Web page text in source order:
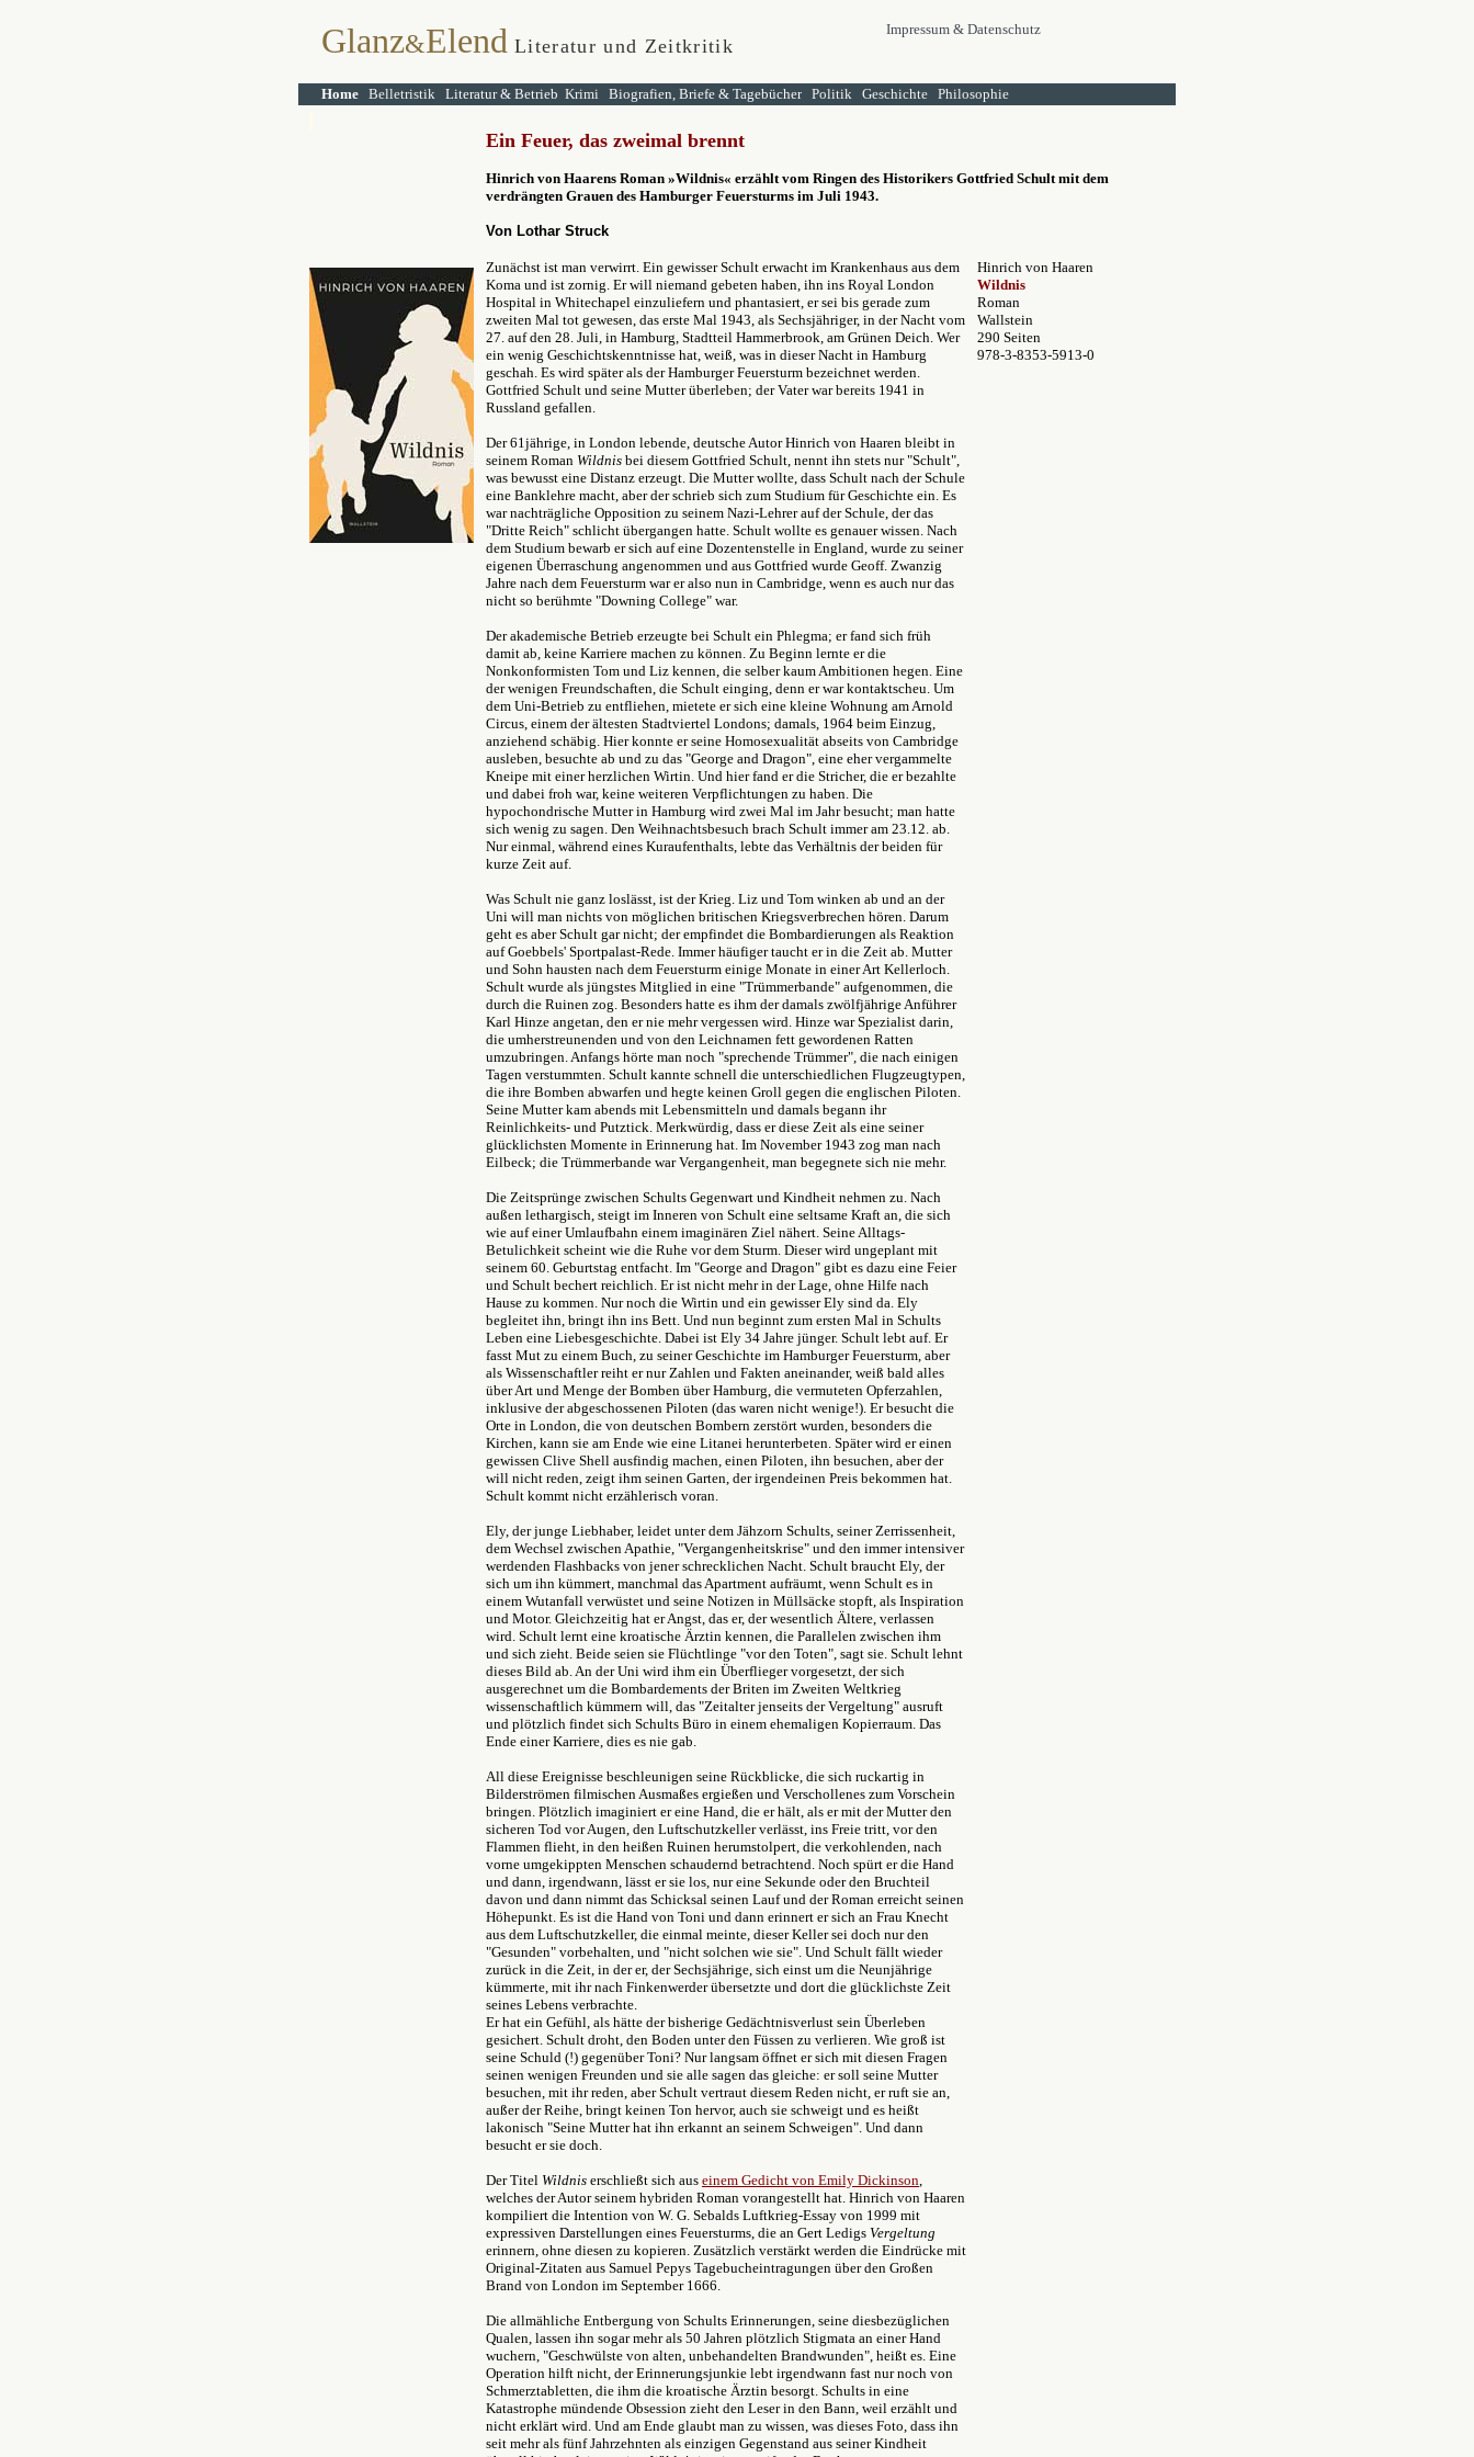
Glanz&Elend Literatur und Zeitkritik
Impressum & Datenschutz
Home Belletristik Literatur & Betrieb Krimi Biografien, Briefe & Tagebücher Politik Geschichte Philosophie
Ein Feuer, das zweimal brennt
Hinrich von Haarens Roman »Wildnis« erzählt vom Ringen des Historikers Gottfried Schult mit dem
verdrängten Grauen des Hamburger Feuersturms im Juli 1943.
Von Lothar Struck
Zunächst ist man verwirrt. Ein gewisser Schult erwacht im Krankenhaus aus dem
Koma und ist zornig. Er will niemand gebeten haben, ihn ins Royal London
Hospital in Whitechapel einzuliefern und phantasiert, er sei bis gerade zum
zweiten Mal tot gewesen, das erste Mal 1943, als Sechsjähriger, in der Nacht vom
27. auf den 28. Juli, in Hamburg, Stadtteil Hammerbrook, am Grünen Deich. Wer
ein wenig Geschichtskenntnisse hat, weiß, was in dieser Nacht in Hamburg
geschah. Es wird später als der Hamburger Feuersturm bezeichnet werden.
Gottfried Schult und seine Mutter überleben; der Vater war bereits 1941 in
Russland gefallen.
Der 61jährige, in London lebende, deutsche Autor Hinrich von Haaren bleibt in
seinem Roman Wildnis bei diesem Gottfried Schult, nennt ihn stets nur "Schult",
was bewusst eine Distanz erzeugt. Die Mutter wollte, dass Schult nach der Schule
eine Banklehre macht, aber der schrieb sich zum Studium für Geschichte ein. Es
war nachträgliche Opposition zu seinem Nazi-Lehrer auf der Schule, der das
"Dritte Reich" schlicht übergangen hatte. Schult wollte es genauer wissen. Nach
dem Studium bewarb er sich auf eine Dozentenstelle in England, wurde zu seiner
eigenen Überraschung angenommen und aus Gottfried wurde Geoff. Zwanzig
Jahre nach dem Feuersturm war er also nun in Cambridge, wenn es auch nur das
nicht so berühmte "Downing College" war.
Der akademische Betrieb erzeugte bei Schult ein Phlegma; er fand sich früh
damit ab, keine Karriere machen zu können. Zu Beginn lernte er die
Nonkonformisten Tom und Liz kennen, die selber kaum Ambitionen hegen. Eine
der wenigen Freundschaften, die Schult einging, denn er war kontaktscheu. Um
dem Uni-Betrieb zu entfliehen, mietete er sich eine kleine Wohnung am Arnold
Circus, einem der ältesten Stadtviertel Londons; damals, 1964 beim Einzug,
anziehend schäbig. Hier konnte er seine Homosexualität abseits von Cambridge
ausleben, besuchte ab und zu das "George and Dragon", eine eher vergammelte
Kneipe mit einer herzlichen Wirtin. Und hier fand er die Stricher, die er bezahlte
und dabei froh war, keine weiteren Verpflichtungen zu haben. Die
hypochondrische Mutter in Hamburg wird zwei Mal im Jahr besucht; man hatte
sich wenig zu sagen. Den Weihnachtsbesuch brach Schult immer am 23.12. ab.
Nur einmal, während eines Kuraufenthalts, lebte das Verhältnis der beiden für
kurze Zeit auf.
Was Schult nie ganz loslässt, ist der Krieg. Liz und Tom winken ab und an der
Uni will man nichts von möglichen britischen Kriegsverbrechen hören. Darum
geht es aber Schult gar nicht; der empfindet die Bombardierungen als Reaktion
auf Goebbels' Sportpalast-Rede. Immer häufiger taucht er in die Zeit ab. Mutter
und Sohn hausten nach dem Feuersturm einige Monate in einer Art Kellerloch.
Schult wurde als jüngstes Mitglied in eine "Trümmerbande" aufgenommen, die
durch die Ruinen zog. Besonders hatte es ihm der damals zwölfjährige Anführer
Karl Hinze angetan, den er nie mehr vergessen wird. Hinze war Spezialist darin,
die umherstreunenden und von den Leichnamen fett gewordenen Ratten
umzubringen. Anfangs hörte man noch "sprechende Trümmer", die nach einigen
Tagen verstummten. Schult kannte schnell die unterschiedlichen Flugzeugtypen,
die ihre Bomben abwarfen und hegte keinen Groll gegen die englischen Piloten.
Seine Mutter kam abends mit Lebensmitteln und damals begann ihr
Reinlichkeits- und Putztick. Merkwürdig, dass er diese Zeit als eine seiner
glücklichsten Momente in Erinnerung hat. Im November 1943 zog man nach
Eilbeck; die Trümmerbande war Vergangenheit, man begegnete sich nie mehr.
Die Zeitsprünge zwischen Schults Gegenwart und Kindheit nehmen zu. Nach
außen lethargisch, steigt im Inneren von Schult eine seltsame Kraft an, die sich
wie auf einer Umlaufbahn einem imaginären Ziel nähert. Seine Alltags-
Betulichkeit scheint wie die Ruhe vor dem Sturm. Dieser wird ungeplant mit
seinem 60. Geburtstag entfacht. Im "George and Dragon" gibt es dazu eine Feier
und Schult bechert reichlich. Er ist nicht mehr in der Lage, ohne Hilfe nach
Hause zu kommen. Nur noch die Wirtin und ein gewisser Ely sind da. Ely
begleitet ihn, bringt ihn ins Bett. Und nun beginnt zum ersten Mal in Schults
Leben eine Liebesgeschichte. Dabei ist Ely 34 Jahre jünger. Schult lebt auf. Er
fasst Mut zu einem Buch, zu seiner Geschichte im Hamburger Feuersturm, aber
als Wissenschaftler reiht er nur Zahlen und Fakten aneinander, weiß bald alles
über Art und Menge der Bomben über Hamburg, die vermuteten Opferzahlen,
inklusive der abgeschossenen Piloten (das waren nicht wenige!). Er besucht die
Orte in London, die von deutschen Bombern zerstört wurden, besonders die
Kirchen, kann sie am Ende wie eine Litanei herunterbeten. Später wird er einen
gewissen Clive Shell ausfindig machen, einen Piloten, ihn besuchen, aber der
will nicht reden, zeigt ihm seinen Garten, der irgendeinen Preis bekommen hat.
Schult kommt nicht erzählerisch voran.
Ely, der junge Liebhaber, leidet unter dem Jähzorn Schults, seiner Zerrissenheit,
dem Wechsel zwischen Apathie, "Vergangenheitskrise" und den immer intensiver
werdenden Flashbacks von jener schrecklichen Nacht. Schult braucht Ely, der
sich um ihn kümmert, manchmal das Apartment aufräumt, wenn Schult es in
einem Wutanfall verwüstet und seine Notizen in Müllsäcke stopft, als Inspiration
und Motor. Gleichzeitig hat er Angst, das er, der wesentlich Ältere, verlassen
wird. Schult lernt eine kroatische Ärztin kennen, die Parallelen zwischen ihm
und sich zieht. Beide seien sie Flüchtlinge "vor den Toten", sagt sie. Schult lehnt
dieses Bild ab. An der Uni wird ihm ein Überflieger vorgesetzt, der sich
ausgerechnet um die Bombardements der Briten im Zweiten Weltkrieg
wissenschaftlich kümmern will, das "Zeitalter jenseits der Vergeltung" ausruft
und plötzlich findet sich Schults Büro in einem ehemaligen Kopierraum. Das
Ende einer Karriere, dies es nie gab.
All diese Ereignisse beschleunigen seine Rückblicke, die sich ruckartig in
Bilderströmen filmischen Ausmaßes ergießen und Verschollenes zum Vorschein
bringen. Plötzlich imaginiert er eine Hand, die er hält, als er mit der Mutter den
sicheren Tod vor Augen, den Luftschutzkeller verlässt, ins Freie tritt, vor den
Flammen flieht, in den heißen Ruinen herumstolpert, die verkohlenden, nach
vorne umgekippten Menschen schaudernd betrachtend. Noch spürt er die Hand
und dann, irgendwann, lässt er sie los, nur eine Sekunde oder den Bruchteil
davon und dann nimmt das Schicksal seinen Lauf und der Roman erreicht seinen
Höhepunkt. Es ist die Hand von Toni und dann erinnert er sich an Frau Knecht
aus dem Luftschutzkeller, die einmal meinte, dieser Keller sei doch nur den
"Gesunden" vorbehalten, und "nicht solchen wie sie". Und Schult fällt wieder
zurück in die Zeit, in der er, der Sechsjährige, sich einst um die Neunjährige
kümmerte, mit ihr nach Finkenwerder übersetzte und dort die glücklichste Zeit
seines Lebens verbrachte.
Er hat ein Gefühl, als hätte der bisherige Gedächtnisverlust sein Überleben
gesichert. Schult droht, den Boden unter den Füssen zu verlieren. Wie groß ist
seine Schuld (!) gegenüber Toni? Nur langsam öffnet er sich mit diesen Fragen
seinen wenigen Freunden und sie alle sagen das gleiche: er soll seine Mutter
besuchen, mit ihr reden, aber Schult vertraut diesem Reden nicht, er ruft sie an,
außer der Reihe, bringt keinen Ton hervor, auch sie schweigt und es heißt
lakonisch "Seine Mutter hat ihn erkannt an seinem Schweigen". Und dann
besucht er sie doch.
Der Titel Wildnis erschließt sich aus einem Gedicht von Emily Dickinson,
welches der Autor seinem hybriden Roman vorangestellt hat. Hinrich von Haaren
kompiliert die Intention von W. G. Sebalds Luftkrieg-Essay von 1999 mit
expressiven Darstellungen eines Feuersturms, die an Gert Ledigs Vergeltung
erinnern, ohne diesen zu kopieren. Zusätzlich verstärkt werden die Eindrücke mit
Original-Zitaten aus Samuel Pepys Tagebucheintragungen über den Großen
Brand von London im September 1666.
Die allmähliche Entbergung von Schults Erinnerungen, seine diesbezüglichen
Qualen, lassen ihn sogar mehr als 50 Jahren plötzlich Stigmata an einer Hand
wuchern, "Geschwülste von alten, unbehandelten Brandwunden", heißt es. Eine
Operation hilft nicht, der Erinnerungsjunkie lebt irgendwann fast nur noch von
Schmerztabletten, die ihm die kroatische Ärztin besorgt. Schults in eine
Katastrophe mündende Obsession zieht den Leser in den Bann, weil erzählt und
nicht erklärt wird. Und am Ende glaubt man zu wissen, was dieses Foto, dass ihn
seit mehr als fünf Jahrzehnten als einzigen Gegenstand aus seiner Kindheit
Hinrich von Haaren
Wildnis
Roman
Wallstein
290 Seiten
978-3-8353-5913-0